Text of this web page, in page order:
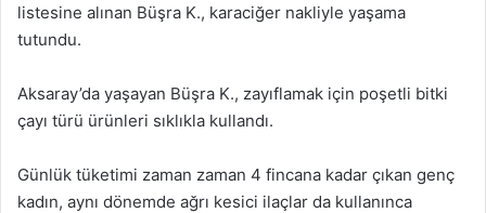
listesine alınan Büşra K., karaciğer nakliyle yaşama
tutundu.
Aksaray’da yaşayan Büşra K., zayıflamak için poşetli bitki
çayı türü ürünleri sıklıkla kullandı.
Günlük tüketimi zaman zaman 4 fincana kadar çıkan genç
kadın, aynı dönemde ağrı kesici ilaçlar da kullanınca